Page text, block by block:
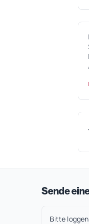
Sende
Bitte